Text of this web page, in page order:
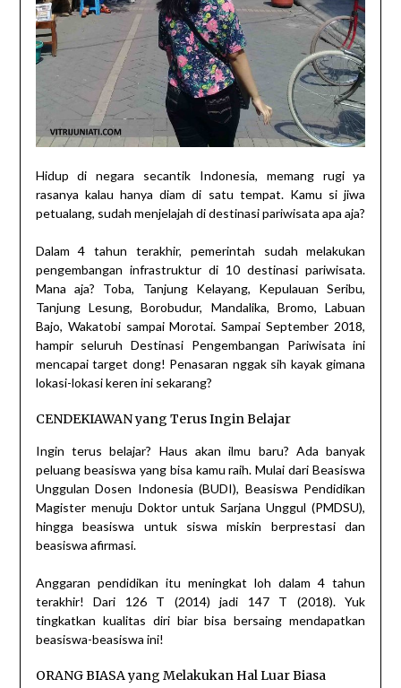
Hidup di negara secantik Indonesia, memang rugi ya
rasanya kalau hanya diam di satu tempat. Kamu si jiwa
petualang, sudah menjelajah di destinasi pariwisata apa aja?
Dalam 4 tahun terakhir, pemerintah sudah melakukan
pengembangan infrastruktur di 10 destinasi pariwisata.
Mana aja? Toba, Tanjung Kelayang, Kepulauan Seribu,
Tanjung Lesung, Borobudur, Mandalika, Bromo, Labuan
Bajo, Wakatobi sampai Morotai. Sampai September 2018,
hampir seluruh Destinasi Pengembangan Pariwisata ini
mencapai target dong! Penasaran nggak sih kayak gimana
lokasi-lokasi keren ini sekarang?
CENDEKIAWAN yang Terus Ingin Belajar
Ingin terus belajar? Haus akan ilmu baru? Ada banyak
peluang beasiswa yang bisa kamu raih. Mulai dari Beasiswa
Unggulan Dosen Indonesia (BUDI), Beasiswa Pendidikan
Magister menuju Doktor untuk Sarjana Unggul (PMDSU),
hingga beasiswa untuk siswa miskin berprestasi dan
beasiswa afirmasi.
Anggaran pendidikan itu meningkat loh dalam 4 tahun
terakhir! Dari 126 T (2014) jadi 147 T (2018). Yuk
tingkatkan kualitas diri biar bisa bersaing mendapatkan
beasiswa-beasiswa ini!
ORANG BIASA yang Melakukan Hal Luar Biasa